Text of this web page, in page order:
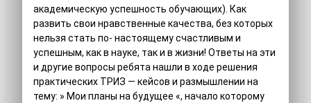
академическую успешность обучающих). Как
развить свои нравственные качества, без которых
нельзя стать по- настоящему счастливым и
успешным, как в науке, так и в жизни! Ответы на эти
и другие вопросы ребята нашли в ходе решения
практических ТРИЗ — кейсов и размышлении на
тему: » Мои планы на будущее «, начало которому